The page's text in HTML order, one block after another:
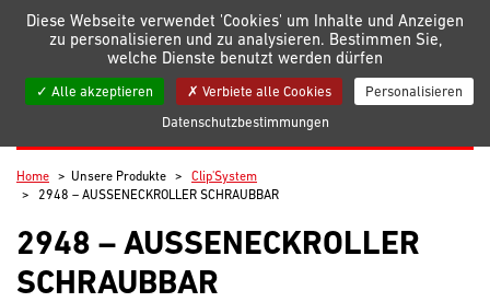
Meine Listen
CLIP'SYSTEM
Home Unsere Produkte
Clip'System
2948 – AUSSENECKROLLER SCHRAUBBAR
2948 – AUSSENECKROLLER S
CHRAUBBAR
Diese Webseite verwendet 'Cookies' um Inhalte und Anzeigen
zu personalisieren und zu analysieren. Bestimmen Sie,
welche Dienste benutzt werden dürfen
Alle akzeptieren Verbiete alle Cookies
Personalisieren
Datenschutzbestimmungen